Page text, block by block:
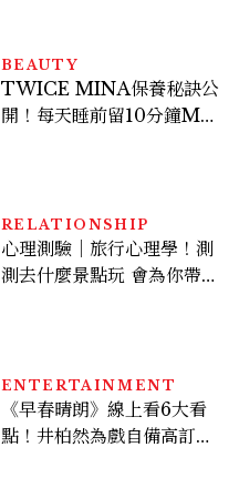
BEAUTY
TWICE MINA保養秘訣公
開！每天睡前留10分鐘ME
RELATIONSHIP
心理測驗｜旅行心理學！測
測去什麼景點玩 會為你帶來
ENTERTAINMENT
《早春晴朗》線上看6大看
點！井柏然為戲自備高訂，